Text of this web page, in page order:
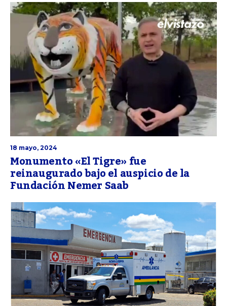
18 mayo, 2024
Monumento «El Tigre» fue
reinaugurado bajo el auspicio de la
Fundación Nemer Saab